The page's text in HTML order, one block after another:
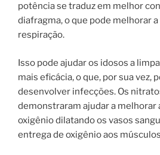
potência se traduz em melhor
diafragma, o que pode melhorar
respiração.
Isso pode ajudar os idosos a
mais eficácia, o que, por sua vez,
desenvolver infecções. Os
demonstraram ajudar a melhorar
oxigênio dilatando os vasos
entrega de oxigênio aos